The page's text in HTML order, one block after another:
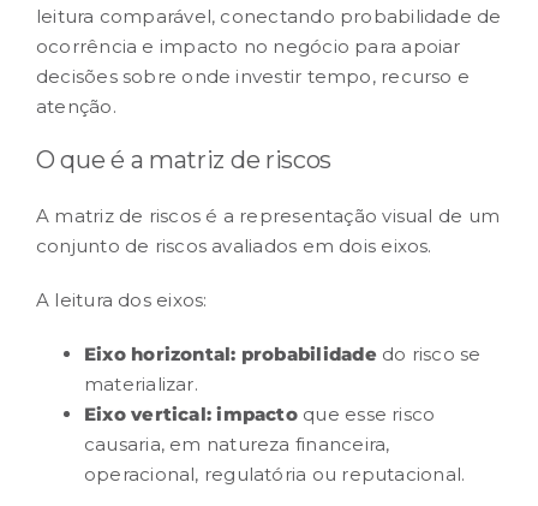
CONTEÚDO
CARREIRA
CONTATO
leitura comparável, conectando probabilidade de
ocorrência e impacto no negócio para apoiar
decisões sobre onde investir tempo, recurso e
atenção.
O que é a matriz de riscos
A matriz de riscos é a representação visual de um
conjunto de riscos avaliados em dois eixos.
A leitura dos eixos:
Eixo horizontal: probabilidadedo risco se
materializar.
Eixo vertical: impactoque esse risco
causaria, em natureza financeira,
operacional, regulatória ou reputacional.